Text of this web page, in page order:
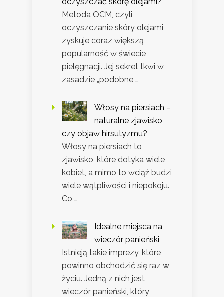
Metoda OCM, czyli
oczyszczanie skóry olejami,
zyskuje coraz większą
popularność w świecie
pielęgnacji. Jej sekret tkwi w
zasadzie „podobne …
Włosy na piersiach –
naturalne zjawisko
czy objaw hirsutyzmu?
Włosy na piersiach to
zjawisko, które dotyka wiele
kobiet, a mimo to wciąż budzi
wiele wątpliwości i niepokoju.
Co …
Idealne miejsca na
wieczór panieński
Istnieją takie imprezy, które
powinno obchodzić się raz w
życiu. Jedną z nich jest
wieczór panieński, który